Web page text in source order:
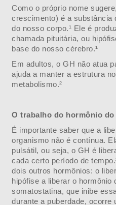
a
Como o próprio nome
crescimento) é a substância
do nosso corpo.¹ Ele é
chamada pituitária, ou
base do nosso cérebro.¹
Em adultos, o GH não atua
ajuda a manter a estrutura
metabolismo.²
O trabalho do hormônio
É importante saber que a
organismo não é contínua.
pulsátil, ou seja, o GH é
cada certo período de
dois outros hormônios: o
hipófise a liberar o hormônio
somatostatina, que inibe
durante a puberdade, ocorre